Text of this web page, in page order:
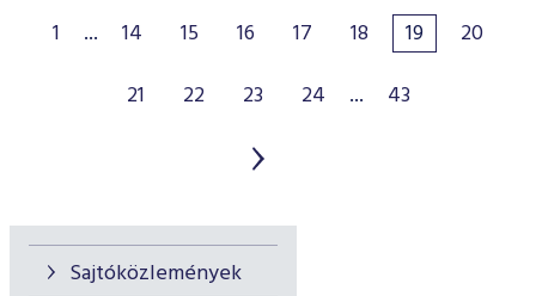
Sajtóközlemények
1 ... 14 15 16 17 18 19
20
21
22 23 24 ... 43